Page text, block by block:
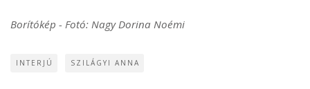
Borítókép - Fotó: Nagy Dorina Noémi
INTERJÚ SZILÁGYI ANNA